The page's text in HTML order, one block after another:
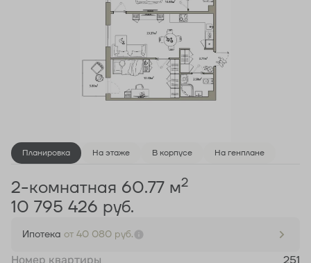
Планировка На этаже В корпусе На генплане
2-комнатная 60.77 м2
10 795 426 руб.
Ипотека от 40 080 руб.
Номер квартиры 251